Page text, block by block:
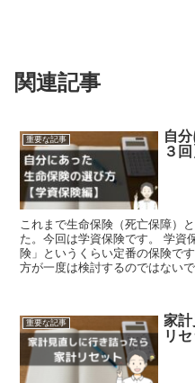
関連記事
重要な記事
自
３
これまで生命保険（死亡保障）
た。今回は学資保険です。 学資
険」というくらい定番の保険で
方が一度は検討するのではないで
重要な記事
家
リセ